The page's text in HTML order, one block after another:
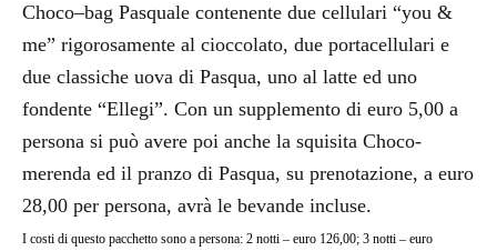
Choco–bag Pasquale contenente due cellulari “you &
me” rigorosamente al cioccolato, due portacellulari e
due classiche uova di Pasqua, uno al latte ed uno
fondente “Ellegi”. Con un supplemento di euro 5,00 a
persona si può avere poi anche la squisita Choco-
merenda ed il pranzo di Pasqua, su prenotazione, a euro
28,00 per persona, avrà le bevande incluse.
I costi di questo pacchetto sono a persona: 2 notti – euro 126,00; 3 notti – euro